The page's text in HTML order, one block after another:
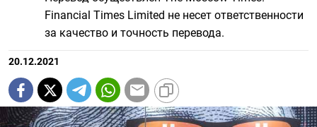
Financial Times Limited не несет ответственности
за качество и точность перевода.
20.12.2021